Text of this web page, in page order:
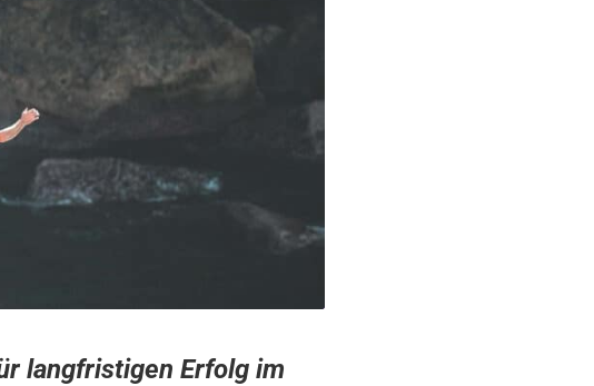
langfristigen Erfolg im